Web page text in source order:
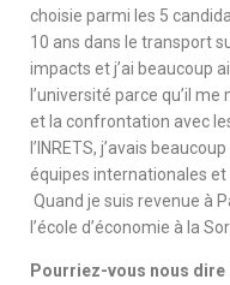
choisie parmi les 5
10 ans dans le transport
impacts et j’ai beaucoup
l’université parce qu’il
et la confrontation avec
l’INRETS, j’avais
équipes internationales et
Quand je suis revenue à
l’école d’économie à la
Pourriez-vous nous dire